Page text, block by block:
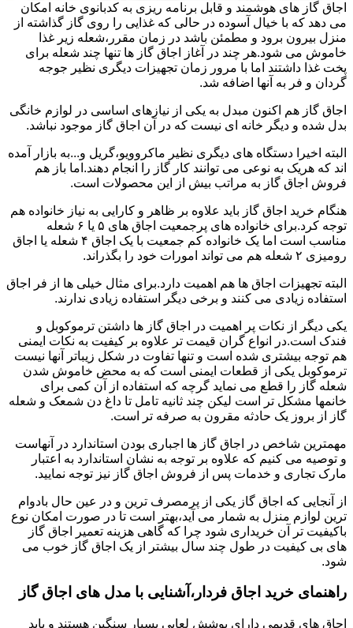
اجاق گاز های هوشمند و قابل برنامه ریزی به کدبانوی خانه امکان
می دهد که با خیال آسوده در حالی که غذایی را روی گاز گذاشته از
منزل بیرون برود و مطمئن باشد در زمان مقرر،شعله زیر غذا
خاموش می شود.هر چند در آغاز اجاق گاز ها تنها چند شعله برای
پخت غذا داشتند اما با مرور زمان تجهیزات دیگری نظیر جوجه
گردان و فر به آنها اضافه شد.
اجاق گاز هم اکنون مبدل به یکی از نیازهای اساسی در لوازم خانگی
بدل شده و دیگر خانه ای نیست که در آن اجاق گاز موجود نباشد.
البته اخیرا دستگاه های دیگری نظیر ماکروویو،گریل و...به بازار آمده
اند که هریک به نوعی می توانند کار گاز را انجام دهند.اما باز هم
فروش اجاق گاز به مراتب بیش از این محصولات است.
هنگام خرید اجاق گاز باید علاوه بر ظاهر و کارایی به نیاز خانواده هم
توجه کرد.برای خانواده های پرجمعیت اجاق های ۵ یا ۶ شعله
مناسب است اما یک خانواده کم جمعیت با یک اجاق ۴ شعله یا اجاق
رومیزی ۲ شعله هم می تواند امورات خود را بگذراند.
البته تجهیزات اجاق ها هم اهمیت دارد.برای مثال خیلی ها از فر اجاق
استفاده زیادی می کنند و برخی دیگر استفاده زیادی ندارند.
یکی دیگر از نکات پر اهمیت در اجاق گاز ها داشتن ترموکوبل و
فندک است.در انواع گران قیمت تر علاوه بر کیفیت به نکات ایمنی
هم توجه بیشتری شده است و تنها تفاوت در شکل زیباتر آنها نیست
ترموکوبل یکی از قطعات ایمنی است که به محض خاموش شدن
شعله گاز را قطع می نماید گرچه که استفاده از آن کمی برای
خانمها مشکل تر است لیکن چند ثانیه تامل تا داغ دن شمعک و شعله
گاز از بروز یک حادثه مقرون به صرفه تر است.
مهمترین شاخص در اجاق گاز ها اجباری بودن استاندارد در آنهاست
و توصیه می کنیم که علاوه بر توجه به نشان استاندارد به اعتبار
مارک تجاری و خدمات پس از فروش اجاق گاز نیز توجه نمایید.
از آنجایی که اجاق گاز یکی از پرمصرف ترین و در عین حال بادوام
ترین لوازم منزل به شمار می آید،بهتر است تا در صورت امکان نوع
باکیفیت تر آن خریداری شود چرا که گاهی هزینه تعمیر اجاق گاز
های بی کیفیت در طول چند سال بیشتر از یک اجاق گاز خوب می
شود.
راهنمای خرید اجاق فردار،آشنایی با مدل های اجاق گاز
اجاق های قدیمی دارای پوشش لعابی بسیار سنگین هستند و باید